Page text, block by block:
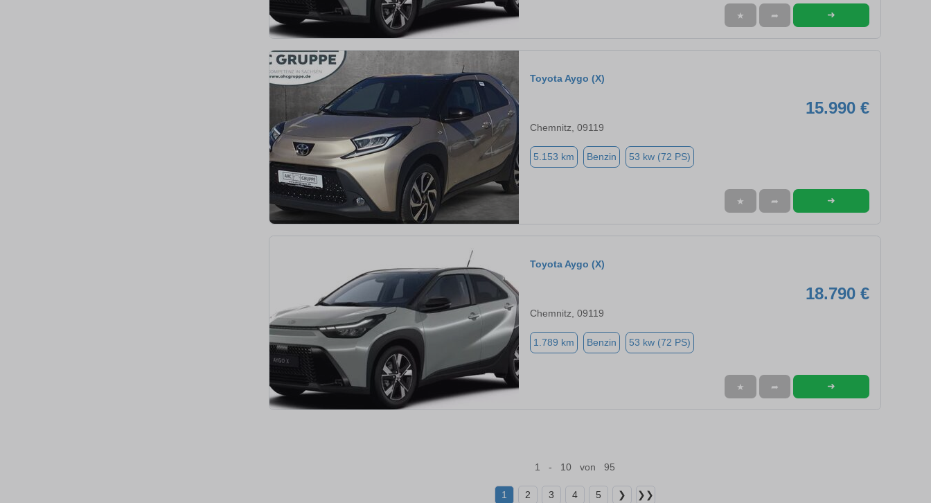
★ ➦ ➜
Toyota Aygo (X)
15.990 €
Chemnitz, 09119
5.153 km Benzin 53 kw (72 PS)
★ ➦ ➜
Toyota Aygo (X)
18.790 €
Chemnitz, 09119
1.789 km Benzin 53 kw (72 PS)
★ ➦ ➜
1 - 10 von 95
1 2 3 4 5 ❯ ❯❯